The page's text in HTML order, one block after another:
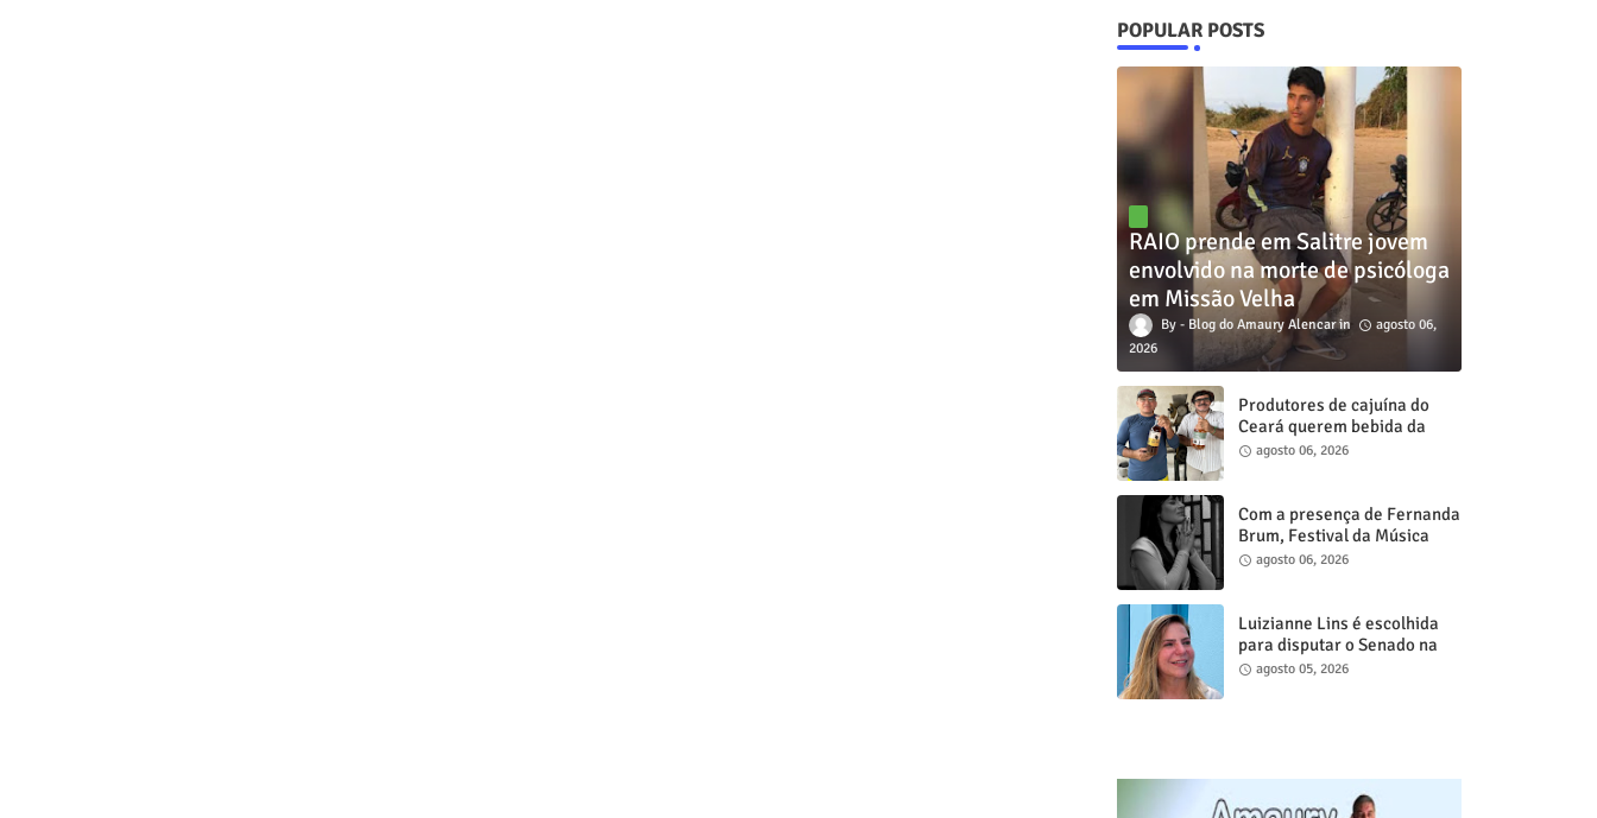
POPULAR POSTS
RAIO prende em Salitre jovem
envolvido na morte de psicóloga
em Missão Velha
Blog do Amaury Alencar
agosto 06,
2026
Produtores de cajuína do
Ceará querem bebida da
agricultura familiar na
política
agosto 06, 2026
Com a presença de Fernanda
Brum, Festival da Música
Gospel de Juazeiro do Norte
agosto 06, 2026
Luizianne Lins é escolhida
para disputar o Senado na
chapa de Elmano de Freitas
agosto 05, 2026